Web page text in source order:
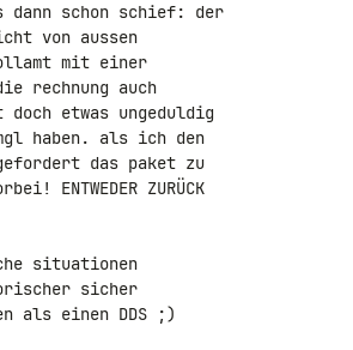
dann schon schief: der
von aussen
mit einer
rechnung auch
etwas ungeduldig
haben. als ich den
das paket zu
ZURÜCK
situationen
sicher
als einen DDS ;)